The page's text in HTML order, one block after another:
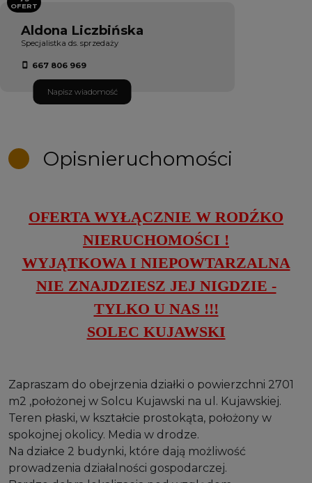
Aldona Liczbińska
Specjalistka ds. sprzedaży
667 806 969
Napisz wiadomość
OFERT
Opisnieruchomości
OFERTA WYŁĄCZNIE W RODŹKO
NIERUCHOMOŚCI !
WYJĄTKOWA I NIEPOWTARZALNA
NIE ZNAJDZIESZ JEJ NIGDZIE -
TYLKO U NAS !!!
SOLEC KUJAWSKI
Zapraszam do obejrzenia działki o powierzchni 2701
m2 ,położonej w Solcu Kujawski na ul. Kujawskiej.
Teren płaski, w kształcie prostokąta, położony w
spokojnej okolicy. Media w drodze.
Na działce 2 budynki, które dają możliwość
prowadzenia działalności gospodarczej.